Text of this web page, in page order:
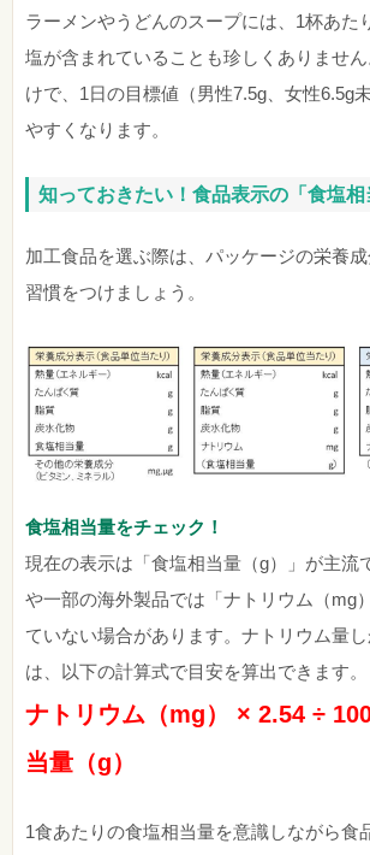
ラーメンやうどんのスープには、1杯あた
塩が含まれていることも珍しくありませ
けで、1日の目標値（男性7.5g、女性6.5g
やすくなります。
知っておきたい！食品表示の「食塩
加工食品を選ぶ際は、パッケージの栄養
習慣をつけましょう。
食塩相当量をチェック！
現在の表示は「食塩相当量（g）」が主流
や一部の海外製品では「ナトリウム（mg
ていない場合があります。ナトリウム量
は、以下の計算式で目安を算出できます。
ナトリウム（mg） × 2.54 ÷
当量（g）
1食あたりの食塩相当量を意識しながら食